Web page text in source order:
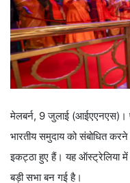
मेलबर्न, 9 जुलाई (आईएएनएस)।
भारतीय समुदाय को संबोधित
इकट्ठा हुए हैं। यह ऑस्ट्रेलिया
बड़ी सभा बन गई है।